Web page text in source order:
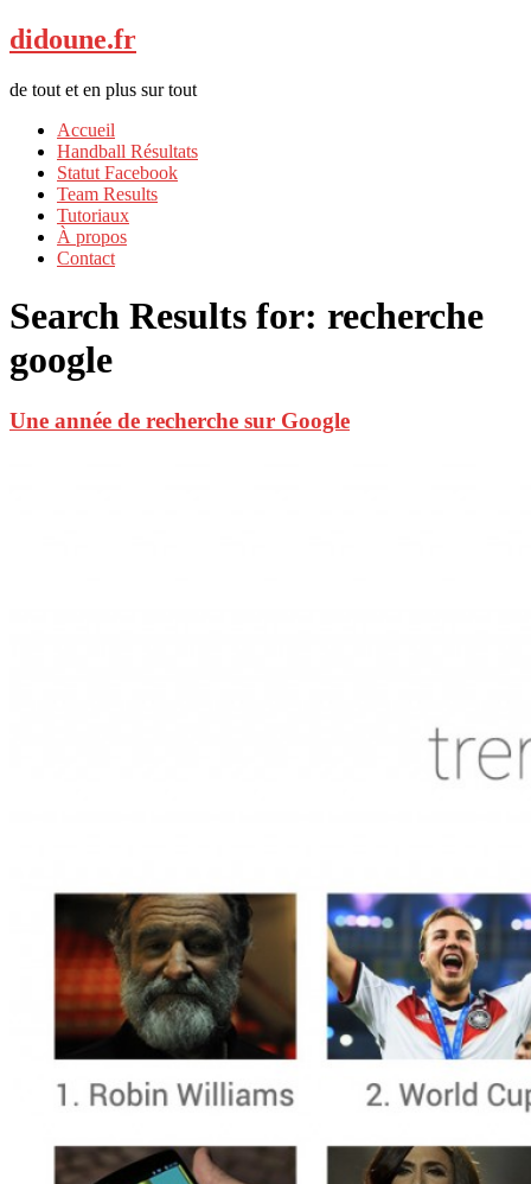
didoune.fr
de tout et en plus sur tout
Accueil
Handball Résultats
Statut Facebook
Team Results
Tutoriaux
À propos
Contact
Search Results for: recherche
google
Une année de recherche sur Google